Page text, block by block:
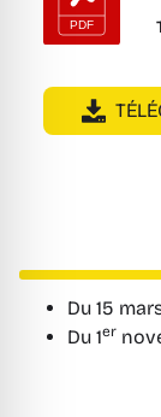
Du 15
Du 1er